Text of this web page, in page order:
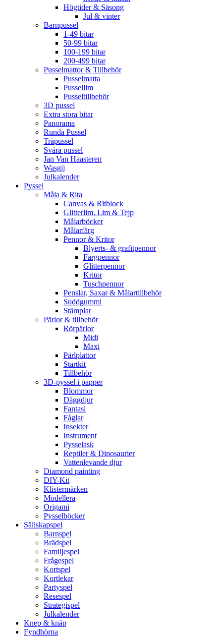
Högtider & Säsong
Jul & vinter
Barnpussel
1-49 bitar
50-99 bitar
100-199 bitar
200-499 bitar
Pusselmattor & Tillbehör
Pusselmatta
Pussellim
Pusseltillbehör
3D pussel
Extra stora bitar
Panorama
Runda Pussel
Träpussel
Svåra pussel
Jan Van Haasteren
Wasgij
Julkalender
Pyssel
Måla & Rita
Canvas & Ritblock
Glitterlim, Lim & Tejp
Målarböcker
Målarfärg
Pennor & Kritor
Blyerts- & grafitpennor
Färgpennor
Glitterpennor
Kritor
Tuschpennor
Penslar, Saxar & Målartillbehör
Suddgummi
Stämplar
Pärlor & tillbehör
Rörpärlor
Midi
Maxi
Pärlplattor
Startkit
Tillbehör
3D-pyssel i papper
Blommor
Däggdjur
Fantasi
Fåglar
Insekter
Instrument
Pysselask
Reptiler & Dinosaurier
Vattenlevande djur
Diamond painting
DIY-Kit
Klistermärken
Modellera
Origami
Pysselböcker
Sällskapspel
Barnspel
Brädspel
Familjespel
Frågespel
Kortspel
Kortlekar
Partyspel
Resespel
Strategispel
Julkalender
Knep & knåp
Fyndhörna